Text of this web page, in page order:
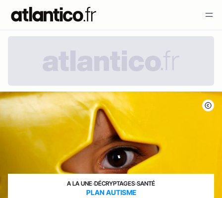
A LA UNE›DÉCRYPTAGES›SANTÉ
PLAN AUTISME